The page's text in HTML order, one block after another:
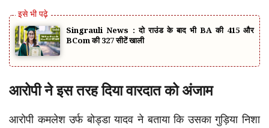
Singrauli News : दो राउंड के बाद भी BA की 415 और
BCom की 327 सीटें खाली
आरोपी ने इस तरह दिया वारदात को अंजाम
आरोपी कमलेश उर्फ बोड्डा यादव ने बताया कि उसका गुड़िया निशा